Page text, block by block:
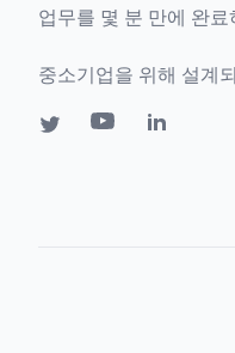
업무를 몇 분 만에 완료
중소기업을 위해 설계